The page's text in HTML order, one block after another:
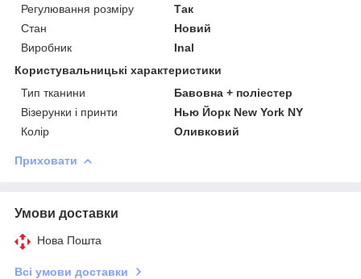
Регулювання розміру
Так
Стан
Новий
Виробник
Inal
Користувальницькі характеристики
Тип тканини
Бавовна + поліестер
Візерунки і принти
Нью Йорк New York NY
Колір
Оливковий
Приховати
Умови доставки
Нова Пошта
Всі умови доставки